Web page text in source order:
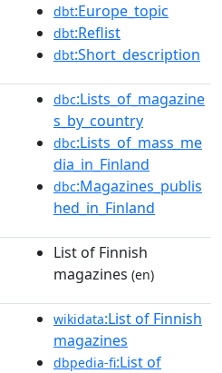
dbt:Europe_topic
dbt:Reflist
dbt:Short_description
dbc:Lists_of_magazine
s_by_country
dbc:Lists_of_mass_me
dia_in_Finland
dbc:Magazines_publis
hed_in_Finland
List of Finnish
magazines (en)
wikidata:List of Finnish
magazines
dbpedia-fi:List of